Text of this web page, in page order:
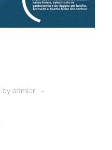
by admlar